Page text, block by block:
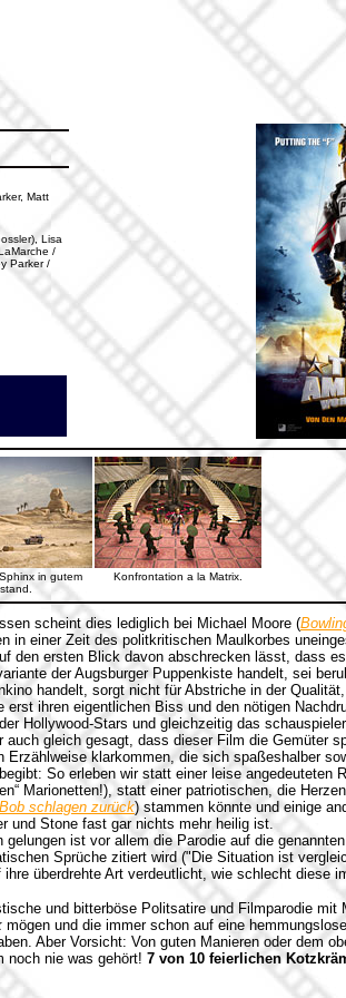
Matt
Lisa
/
Parker /
in gutem
Konfrontation a la Matrix.
scheint dies lediglich bei Michael Moore (
in einer Zeit des politkritischen Maulkorbes
den ersten Blick davon abschrecken lässt, dass
der Augsburger Puppenkiste handelt, sei
handelt, sorgt nicht für Abstriche in der
erst ihren eigentlichen Biss und den nötigen
Hollywood-Stars und gleichzeitig das
auch gleich gesagt, dass dieser Film die Gemüter
Erzählweise klarkommen, die sich spaßeshalber
So erleben wir statt einer leise angedeuteten
Marionetten!), statt einer patriotischen, die
schlagen zurück) stammen könnte und einige
und Stone fast gar nichts mehr heilig ist.
gelungen ist vor allem die Parodie auf die
Sprüche zitiert wird ("Die Situation ist
ihre überdrehte Art verdeutlicht, wie schlecht diese
und bitterböse Politsatire und Filmparodie
mögen und die immer schon auf eine
Aber Vorsicht: Von guten Manieren oder dem
noch nie was gehört! 7 von 10 feierlichen